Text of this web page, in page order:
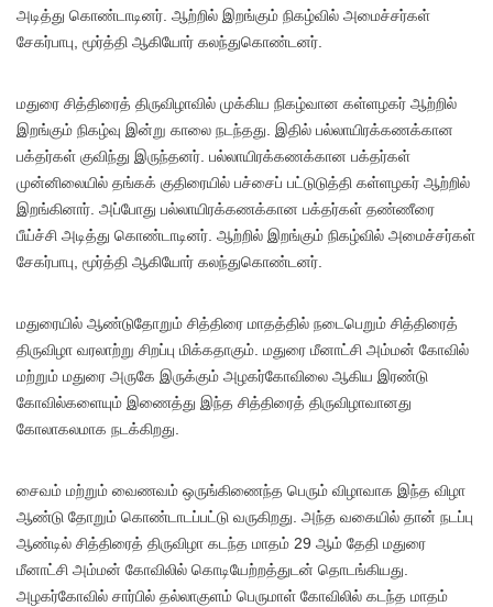
அடித்து கொண்டாடினர். ஆற்றில் இறங்கும் நிகழ்வில் அமைச்சர்கள்
சேகர்பாபு, மூர்த்தி ஆகியோர் கலந்துகொண்டனர்.
மதுரை சித்திரைத் திருவிழாவில் முக்கிய நிகழ்வான கள்ளழகர் ஆற்றில்
இறங்கும் நிகழ்வு இன்று காலை நடந்தது. இதில் பல்லாயிரக்கணக்கான
பக்தர்கள் குவிந்து இருந்தனர். பல்லாயிரக்கணக்கான பக்தர்கள்
முன்னிலையில் தங்கக் குதிரையில் பச்சைப் பட்டுடுத்தி கள்ளழகர் ஆற்றில்
இறங்கினார். அப்போது பல்லாயிரக்கணக்கான பக்தர்கள் தண்ணீரை
பீய்ச்சி அடித்து கொண்டாடினர். ஆற்றில் இறங்கும் நிகழ்வில் அமைச்சர்கள்
சேகர்பாபு, மூர்த்தி ஆகியோர் கலந்துகொண்டனர்.
மதுரையில் ஆண்டுதோறும் சித்திரை மாதத்தில் நடைபெறும் சித்திரைத்
திருவிழா வரலாற்று சிறப்பு மிக்கதாகும். மதுரை மீனாட்சி அம்மன் கோவில்
மற்றும் மதுரை அருகே இருக்கும் அழகர்கோவிலை ஆகிய இரண்டு
கோவில்களையும் இணைத்து இந்த சித்திரைத் திருவிழாவானது
கோலாகலமாக நடக்கிறது.
சைவம் மற்றும் வைணவம் ஒருங்கிணைந்த பெரும் விழாவாக இந்த விழா
ஆண்டு தோறும் கொண்டாடப்பட்டு வருகிறது. அந்த வகையில் தான் நடப்பு
ஆண்டில் சித்திரைத் திருவிழா கடந்த மாதம் 29 ஆம் தேதி மதுரை
மீனாட்சி அம்மன் கோவிலில் கொடியேற்றத்துடன் தொடங்கியது.
அழகர்கோவில் சார்பில் தல்லாகுளம் பெருமாள் கோவிலில் கடந்த மாதம்